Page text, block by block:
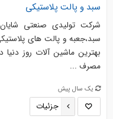
سبد و پالت پلاستیکی
شرکت تولیدی صنعتی شایان
سبد،جعبه و پالت های
بهترین ماشین آلات روز
مصرف ...
یک سال پیش
جزئیات